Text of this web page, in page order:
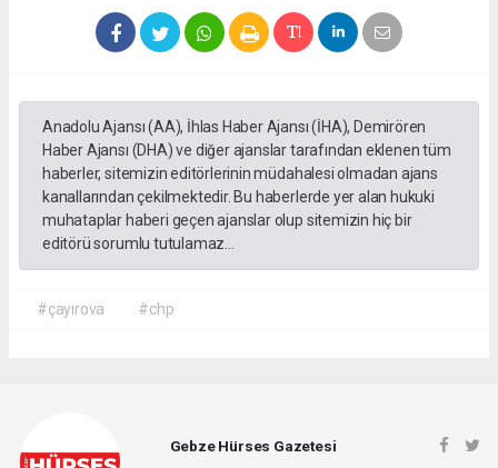
Anadolu Ajansı (AA), İhlas Haber Ajansı (İHA), Demirören
Haber Ajansı (DHA) ve diğer ajanslar tarafından eklenen tüm
haberler, sitemizin editörlerinin müdahalesi olmadan ajans
kanallarından çekilmektedir. Bu haberlerde yer alan hukuki
muhataplar haberi geçen ajanslar olup sitemizin hiç bir
editörü sorumlu tutulamaz...
#çayırova #chp
Gebze Hürses Gazetesi